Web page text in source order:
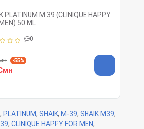
PLATINUM M 39 (CLINIQUE HAPPY
50 ML
0
-55%
, PLATINUM, SHAIK, M-39, SHAIK M39,
, CLINIQUE HAPPY FOR MEN,